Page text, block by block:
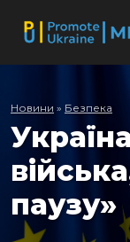
Новини » Безпека
паузу»